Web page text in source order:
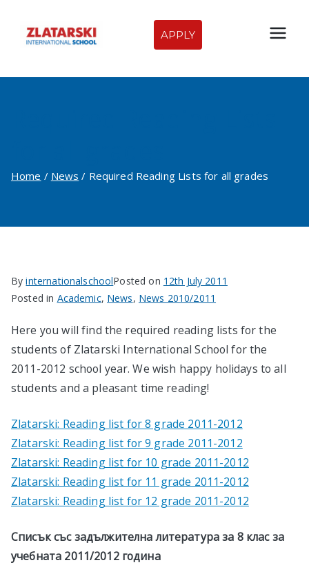
content
Zlatarski
International
APPLY
Home News Required Reading Lists for all grades
ByinternationalschoolPosted on 12th July 2011
Posted in Academic, News, News 2010/2011
Here you will find the required reading lists for the
students of Zlatarski International School for the
2011-2012 school year. We wish happy holidays to all
students and a pleasant time reading!
Zlatarski: Reading list for 8 grade 2011-2012
Zlatarski: Reading list for 9 grade 2011-2012
Zlatarski: Reading list for 10 grade 2011-2012
Zlatarski: Reading list for 11 grade 2011-2012
Zlatarski: Reading list for 12 grade 2011-2012
Списък със задължителна литература за 8 клас за
учебната 2011/2012година